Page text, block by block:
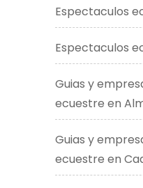
Espectaculos
Espectaculos
Guias y
ecuestre en
Guias y
ecuestre en